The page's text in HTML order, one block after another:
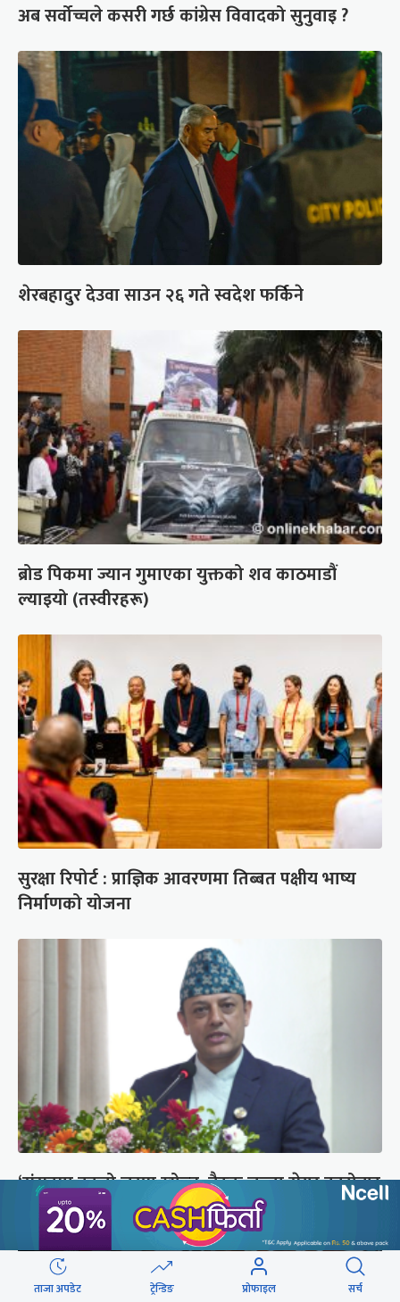
अब सर्वोच्चले कसरी गर्छ कांग्रेस विवादको सुनुवाइ ?
शेरबहादुर देउवा साउन २६ गते स्वदेश फर्किने
ब्रोड पिकमा ज्यान गुमाएका युक्तको शव काठमाडौं
ल्याइयो (तस्वीरहरू)
सुरक्षा रिपोर्ट : प्राज्ञिक आवरणमा तिब्बत पक्षीय भाष्य
निर्माणको योजना
‘संसद्‍मा कालो चस्मा खोल्नू, बैठक चल्दा सेयर कारोबार
नगर्नू’
ताजा अपडेट ट्रेन्डिङ प्रोफाइल सर्च